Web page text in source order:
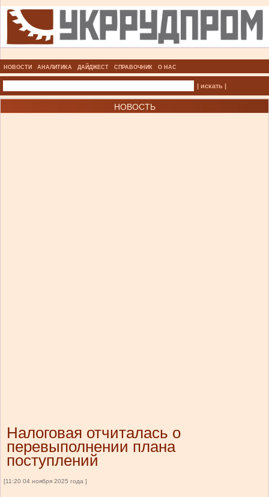
НОВОСТИ АНАЛИТИКА ДАЙДЖЕСТ СПРАВОЧНИК О НАС
| искать |
НОВОСТЬ
Налоговая отчиталась о
перевыполнении плана
поступлений
[11:20 04 ноября 2025 года ]